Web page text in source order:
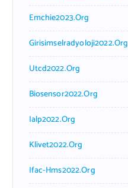
Emchie2023.org
Girisimselradyoloji2022.org
Utcd2022.org
Biosensor2022.org
Ialp2022.org
Klivet2022.org
Ifac-Hms2022.org